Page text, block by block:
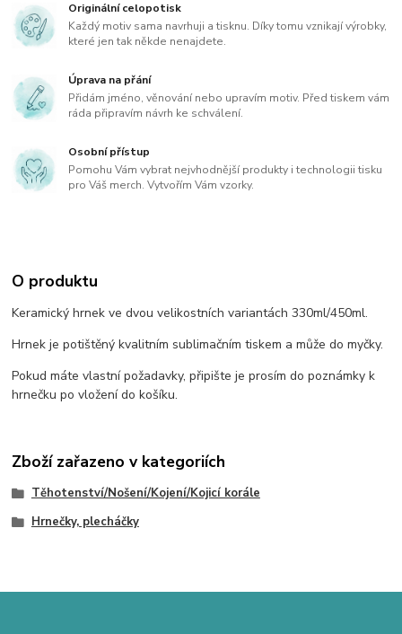
Originální celopotisk
Každý motiv sama navrhuji a tisknu. Díky tomu vznikají výrobky,
které jen tak někde nenajdete.
Úprava na přání
Přidám jméno, věnování nebo upravím motiv. Před tiskem vám
ráda připravím návrh ke schválení.
Osobní přístup
Pomohu Vám vybrat nejvhodnější produkty i technologii tisku
pro Váš merch. Vytvořím Vám vzorky.
O produktu
Keramický hrnek ve dvou velikostních variantách 330ml/450ml.
Hrnek je potištěný kvalitním sublimačním tiskem a může do myčky.
Pokud máte vlastní požadavky, připište je prosím do poznámky k
hrnečku po vložení do košíku.
Zboží zařazeno v kategoriích
Těhotenství/Nošení/Kojení/Kojicí korále
Hrnečky, plecháčky